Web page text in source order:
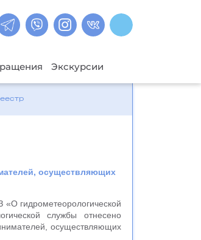
Экскурсии
осуществляющих
«О гидрометеорологической
службы отнесено
осуществляющих